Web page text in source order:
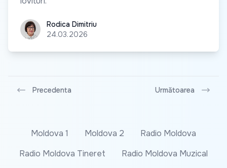
Rodica Dimitriu
Rodica Dimitriu
24.03.2026
Precedenta Următoarea
Moldova 1 Moldova 2
Radio Moldova
Radio Moldova Tineret
Radio Moldova Muzical